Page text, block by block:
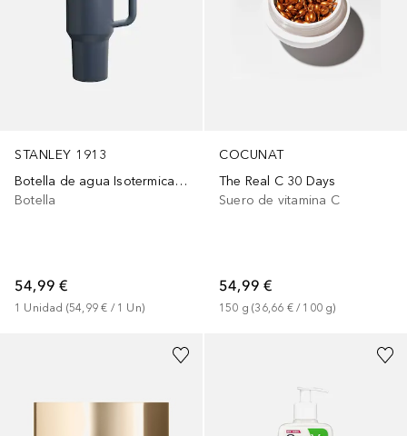
STANLEY 1913
Botella de agua Isotermica - 1,18L - THE QUENCHER H2.0 FLOWSTATE™ TUMBLER
Botella
54,99 €
1 Unidad (54,99 € / 1 Un)
COCUNAT
The Real C 30 Days
Suero de vitamina C
54,99 €
150 g (36,66 € / 100 g)